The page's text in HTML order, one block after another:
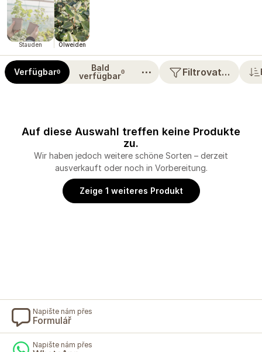
Stauden Ölweiden
Verfügbar0
Bald
verfügbar0 ⋯ Filtrovat…
Auf diese Auswahl treffen keine Produkte
zu.
Wir haben jedoch weitere schöne Sorten – derzeit
ausverkauft oder noch in Vorbereitung.
Zeige 1 weiteres Produkt
Napište nám přes
Formulář
Napište nám přes